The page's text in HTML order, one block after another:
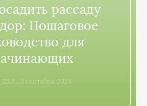
рассаду
Пошаговое
для
23:31, 3 сентября 2024